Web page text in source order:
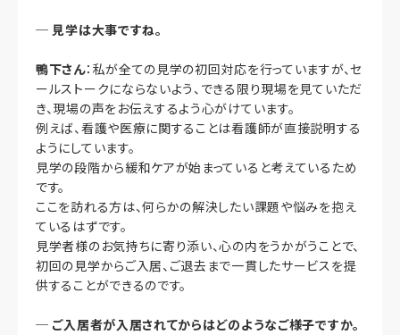
─ 見学は大事ですね。
鴨下さん：私が全ての見学の初回対応を行っていますが、セ
ールストークにならないよう、できる限り現場を見ていただ
き、現場の声をお伝えするよう心がけています。
例えば、看護や医療に関することは看護師が直接説明する
ようにしています。
見学の段階から緩和ケアが始まっていると考えているため
です。
ここを訪れる方は、何らかの解決したい課題や悩みを抱え
ているはずです。
見学者様のお気持ちに寄り添い、心の内をうかがうことで、
初回の見学からご入居、ご退去まで一貫したサービスを提
供することができるのです。
─ ご入居者が入居されてからはどのようなご様子ですか。